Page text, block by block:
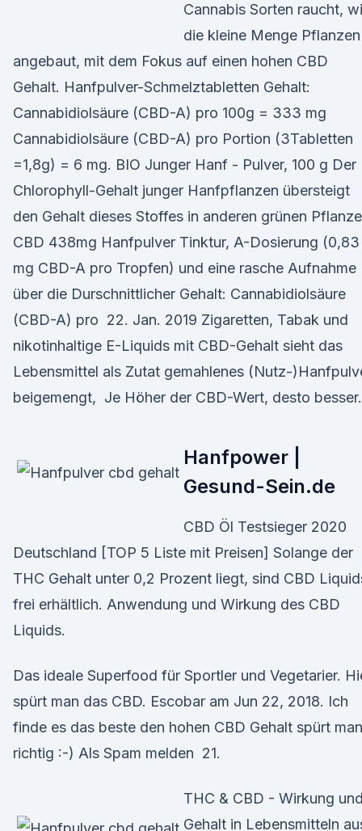
Cannabis Sorten raucht,
die kleine Menge Pflanzen
angebaut, mit dem Fokus auf einen hohen CBD
Gehalt. Hanfpulver-Schmelztabletten Gehalt:
Cannabidiolsäure (CBD-A) pro 100g = 333 mg
Cannabidiolsäure (CBD-A) pro Portion (3Tabletten
=1,8g) = 6 mg. BIO Junger Hanf - Pulver, 100 g Der
Chlorophyll-Gehalt junger Hanfpflanzen übersteigt
den Gehalt dieses Stoffes in anderen grünen
CBD 438mg Hanfpulver Tinktur, A-Dosierung (0,83
mg CBD-A pro Tropfen) und eine rasche Aufnahme
über die Durschnittlicher Gehalt: Cannabidiolsäure
(CBD-A) pro 22. Jan. 2019 Zigaretten, Tabak und
nikotinhaltige E-Liquids mit CBD-Gehalt sieht das
Lebensmittel als Zutat gemahlenes (Nutz-
beigemengt, Je Höher der CBD-Wert, desto besser.
Hanfpower |
Gesund-Sein.de
CBD Öl Testsieger 2020
Deutschland [TOP 5 Liste mit Preisen] Solange der
THC Gehalt unter 0,2 Prozent liegt, sind CBD
frei erhältlich. Anwendung und Wirkung des CBD
Liquids.
Das ideale Superfood für Sportler und Vegetarier.
spürt man das CBD. Escobar am Jun 22, 2018. Ich
finde es das beste den hohen CBD Gehalt spürt man
richtig :-) Als Spam melden 21.
THC & CBD - Wirkung und
Gehalt in Lebensmitteln